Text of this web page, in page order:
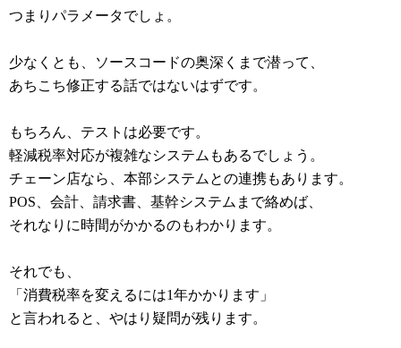
つまりパラメータでしょ。
少なくとも、ソースコードの奥深くまで潜って、
あちこち修正する話ではないはずです。
もちろん、テストは必要です。
軽減税率対応が複雑なシステムもあるでしょう。
チェーン店なら、本部システムとの連携もあります。
POS、会計、請求書、基幹システムまで絡めば、
それなりに時間がかかるのもわかります。
それでも、
「消費税率を変えるには1年かかります」
と言われると、やはり疑問が残ります。